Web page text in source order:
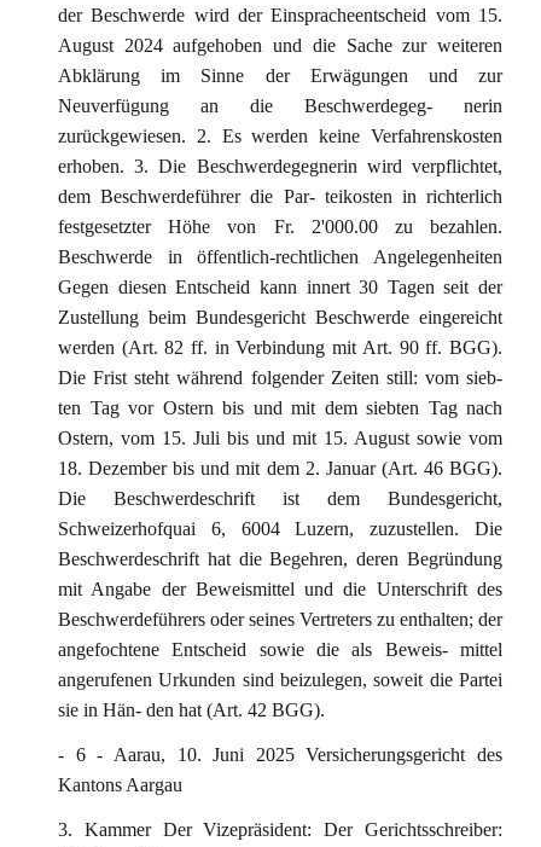
der Beschwerde wird der Einspracheentscheid vom 15.
August 2024 aufgehoben und die Sache zur weiteren
Abklärung im Sinne der Erwägungen und zur
Neuverfügung an die Beschwerdegeg- nerin
zurückgewiesen. 2. Es werden keine Verfahrenskosten
erhoben. 3. Die Beschwerdegegnerin wird verpflichtet,
dem Beschwerdeführer die Par- teikosten in richterlich
festgesetzter Höhe von Fr. 2'000.00 zu bezahlen.
Beschwerde in öffentlich-rechtlichen Angelegenheiten
Gegen diesen Entscheid kann innert 30 Tagen seit der
Zustellung beim Bundesgericht Beschwerde eingereicht
werden (Art. 82 ff. in Verbindung mit Art. 90 ff. BGG).
Die Frist steht während folgender Zeiten still: vom sieb-
ten Tag vor Ostern bis und mit dem siebten Tag nach
Ostern, vom 15. Juli bis und mit 15. August sowie vom
18. Dezember bis und mit dem 2. Januar (Art. 46 BGG).
Die Beschwerdeschrift ist dem Bundesgericht,
Schweizerhofquai 6, 6004 Luzern, zuzustellen. Die
Beschwerdeschrift hat die Begehren, deren Begründung
mit Angabe der Beweismittel und die Unterschrift des
Beschwerdeführers oder seines Vertreters zu enthalten; der
angefochtene Entscheid sowie die als Beweis- mittel
angerufenen Urkunden sind beizulegen, soweit die Partei
sie in Hän- den hat (Art. 42 BGG).
- 6 - Aarau, 10. Juni 2025 Versicherungsgericht des
Kantons Aargau
3. Kammer Der Vizepräsident: Der Gerichtsschreiber: